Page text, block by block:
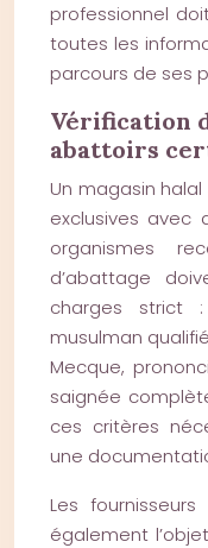
professionnel
toutes les
parcours de ses
Vérification
abattoirs
Un magasin
exclusives avec
organismes
d’abattage
charges strict :
musulman
Mecque,
saignée
ces critères
une
Les
également